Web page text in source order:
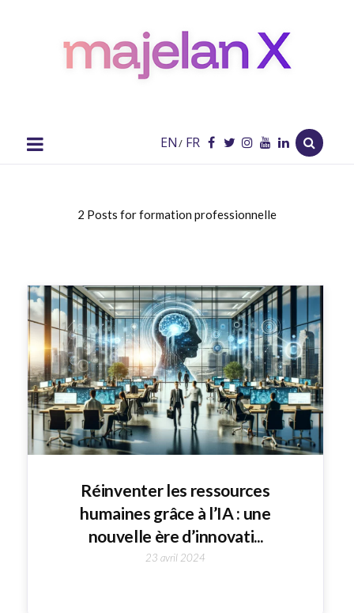
majelan
X
Blog
EN/ FR
2 Posts for formation professionnelle
Réinventer les ressources
humaines grâce à l’IA : une
nouvelle ère d’innovati...
23 avril 2024